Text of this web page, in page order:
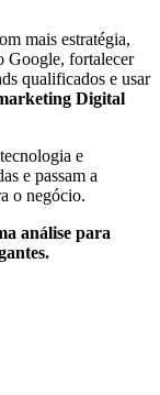
mais estratégia,
Google, fortalecer
qualificados e usar
Digital
e
e passam a
o negócio.
análise para